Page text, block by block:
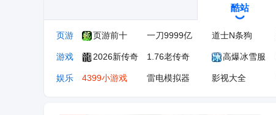
酷站
页游 页游前十 一刀9999亿 道士N条狗
游戏 2026新传奇 1.76老传奇 高爆冰雪服
娱乐 4399小游戏 雷电模拟器 影视大全